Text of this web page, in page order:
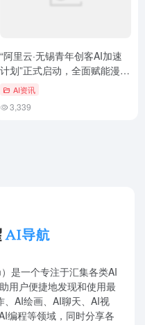
“阿里云·无锡青年创客AI加速
计划”正式启动，全面赋能漫剧
青年创业全链路
AI资讯
3,339
是一个专注于汇集各类AI
用户便捷地发现和使用最
、AI绘画、AI聊天、AI视
编程等领域，同时分享各